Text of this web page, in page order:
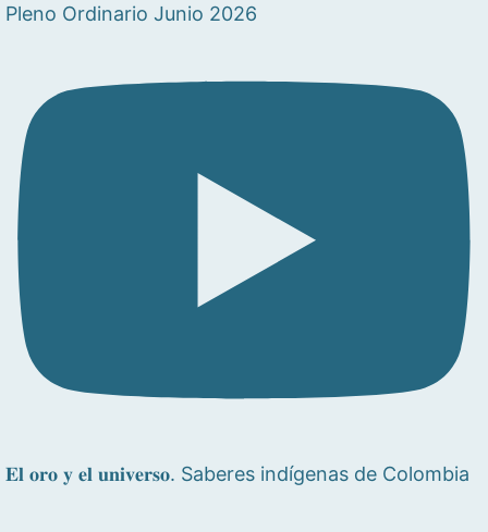
Pleno Ordinario Junio 2026
𝐄𝐥 𝐨𝐫𝐨 𝐲 𝐞𝐥 𝐮𝐧𝐢𝐯𝐞𝐫𝐬𝐨. Saberes indígenas de Colombia